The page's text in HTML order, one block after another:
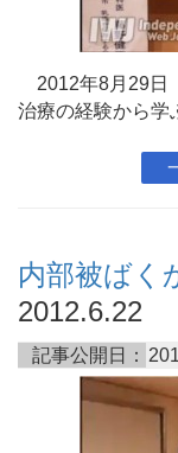
2012年8月29日
治療の経験から学
内部被ばく
2012.6.22
記事公開日：